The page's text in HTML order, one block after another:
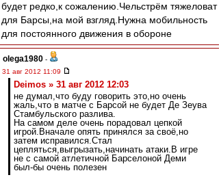
будет редко,к сожалению.Чельстрём тяжеловат
для Барсы,на мой взгляд.Нужна мобильность
для постоянного движения в обороне
olega1980 -
31 авг 2012 11:09
Deimos » 31 авг 2012 12:03
не думал,что буду говорить это,но очень
жаль,что в матче с Барсой не будет Де Зеува
Стамбульского разлива.
На самом деле очень порадовал цепкой
игрой.Вначале опять принялся за своё,но
затем исправился.Стал
цепляться,выгрызать,начинать атаки.В игре
не с самой атлетичной Барселоной Деми
был-бы очень полезен